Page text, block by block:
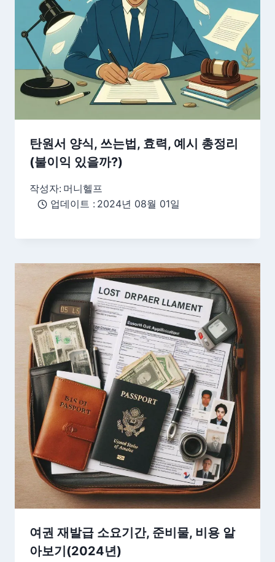
탄원서 양식, 쓰는법, 효력, 예시 총정리
(불이익 있을까?)
작성자: 머니헬프
업데이트 : 2024년 08월 01일
여권 재발급 소요기간, 준비물, 비용 알
아보기(2024년)